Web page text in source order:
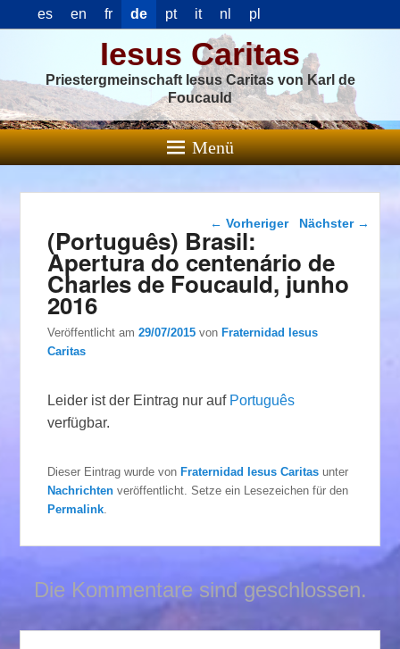
es en fr de pt it nl pl
Iesus Caritas
Priestergmeinschaft Iesus Caritas von Karl de
Foucauld
Menü
Beitragsnavigation
← Vorheriger Nächster →
(Português) Brasil:
Apertura do centenário de
Charles de Foucauld, junho
2016
Veröffentlicht am29/07/2015 vonFraternidad Iesus
Caritas
Leider ist der Eintrag nur auf Português
verfügbar.
Dieser Eintrag wurde vonFraternidad Iesus Caritas unter
Nachrichten veröffentlicht. Setze ein Lesezeichen für den
Permalink
Die Kommentare sind geschlossen.